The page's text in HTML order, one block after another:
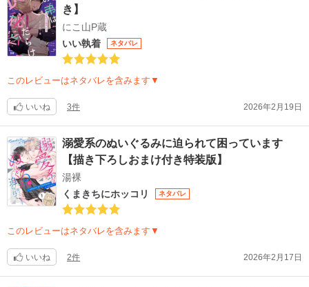
き】
にこ山P蔵
いい執着
ネタバレ
このレビューはネタバレを含みます▼
いいね 3件 2026年2月19日
溺愛系のぬいぐるみに迫られて困っています
【描き下ろしおまけ付き特装版】
湯裸
くまきちにホッコリ
ネタバレ
このレビューはネタバレを含みます▼
いいね 2件 2026年2月17日